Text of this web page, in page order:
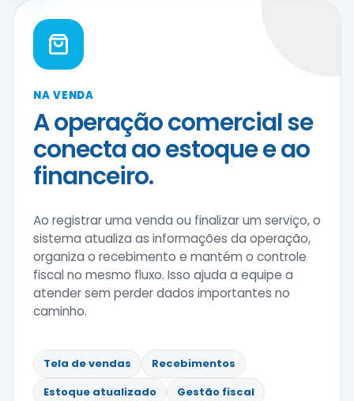
NA VENDA
A operação comercial se
conecta ao estoque e ao
financeiro.
Ao registrar uma venda ou finalizar um serviço, o
sistema atualiza as informações da operação,
organiza o recebimento e mantém o controle
fiscal no mesmo fluxo. Isso ajuda a equipe a
atender sem perder dados importantes no
caminho.
Tela de vendas
Recebimentos
Estoque atualizado
Gestão fiscal